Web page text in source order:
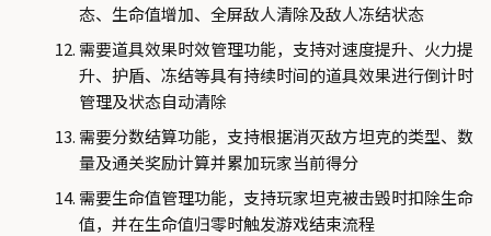
态、生命值增加、全屏敌人清除及敌人冻结状态
需要道具效果时效管理功能，支持对速度提升、火力提
升、护盾、冻结等具有持续时间的道具效果进行倒计时
管理及状态自动清除
需要分数结算功能，支持根据消灭敌方坦克的类型、数
量及通关奖励计算并累加玩家当前得分
需要生命值管理功能，支持玩家坦克被击毁时扣除生命
值，并在生命值归零时触发游戏结束流程